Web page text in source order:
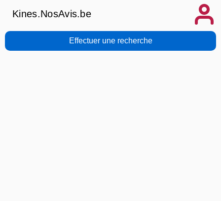
Kines.NosAvis.be
Effectuer une recherche